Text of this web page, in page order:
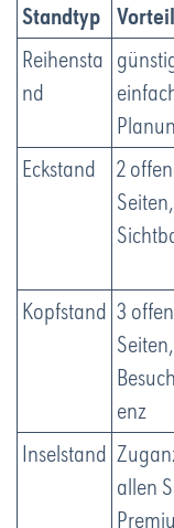
Standtyp
Reihensta
nd
Eckstand
2
Kopfstand 3
enz
Inselstand
allen